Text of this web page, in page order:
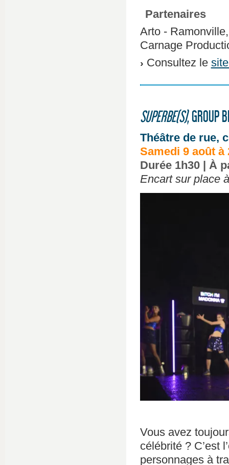
Partenaires
Arto -
Carnage
Consultez le
SUPERBE(S), GROUP
Théâtre de rue,
Samedi 9 août à
Durée 1h30 | À
Encart sur place
Vous avez
célébrité ? C’est
personnages à